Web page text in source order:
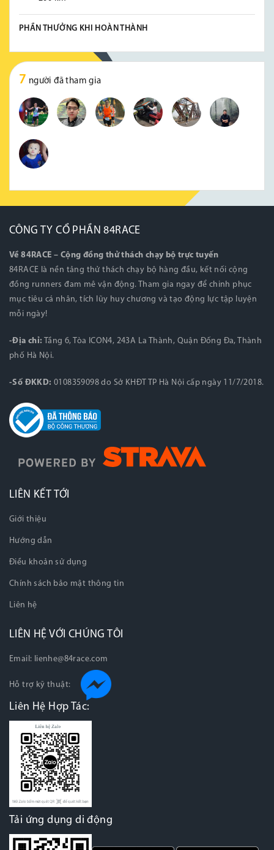
PHẦN THƯỞNG KHI HOÀN THÀNH
7 người đã tham gia
CÔNG TY CỔ PHẦN 84RACE
Về 84RACE – Cộng đồng thử thách chạy bộ trực tuyến
84RACE là nền tảng thử thách chạy bộ hàng đầu, kết nối cộng
đồng runners đam mê vận động. Tham gia ngay để chinh phục
mục tiêu cá nhân, tích lũy huy chương và tạo động lực tập luyện
mỗi ngày!
-Địa chỉ: Tầng 6, Tòa ICON4, 243A La Thành, Quận Đống Đa, Thành
phố Hà Nội.
-Số ĐKKD: 0108359098 do Sở KHĐT TP Hà Nội cấp ngày 11/7/2018.
LIÊN KẾT TỚI
Giới thiệu
Hướng dẫn
Điều khoản sử dụng
Chính sách bảo mật thông tin
Liên hệ
LIÊN HỆ VỚI CHÚNG TÔI
Email: lienhe@84race.com
Hỗ trợ kỹ thuật:
Liên Hệ Hợp Tác:
Tải ứng dụng di động